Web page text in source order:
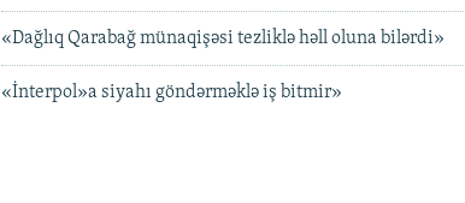
«Dağlıq Qarabağ münaqişəsi tezliklə həll oluna bilərdi»
«İnterpol»a siyahı göndərməklə iş bitmir»